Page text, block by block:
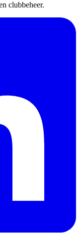
clubbeheer.